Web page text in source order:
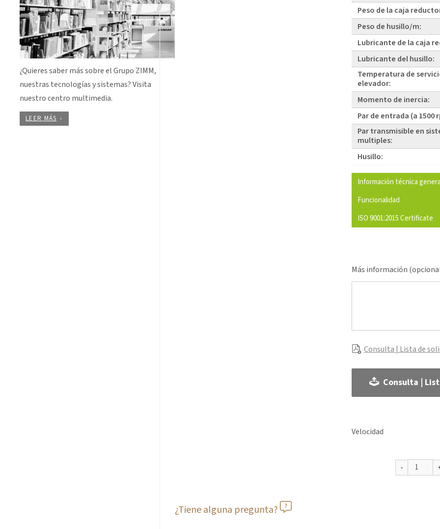
¿Quieres saber más sobre el Grupo ZIMM,
nuestras tecnologías y sistemas? Visita
nuestro centro multimedia.
LEER MÁS
Peso de la caja
Peso de husillo/m:
Lubricante de la caja
Lubricante del husillo:
Temperatura de
elevador:
Momento de inercia:
Par de entrada (a 1500
Par transmisible en
multiples:
Husillo:
Información técnica
Funcionalidad
ISO 9001:2015 Certificate
Más información
Consulta | Lista de
Consulta |
Velocidad
¿Tiene alguna pregunta?